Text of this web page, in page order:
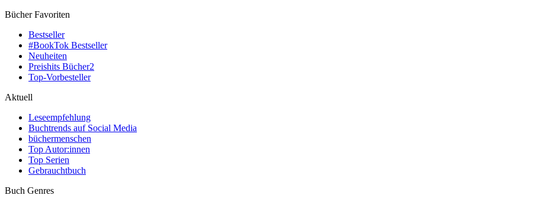
Bücher Favoriten
Bestseller
#BookTok Bestseller
Neuheiten
Preishits Bücher2
Top-Vorbesteller
Aktuell
Leseempfehlung
Buchtrends auf Social Media
büchermenschen
Top Autor:innen
Top Serien
Gebrauchtbuch
Buch Genres